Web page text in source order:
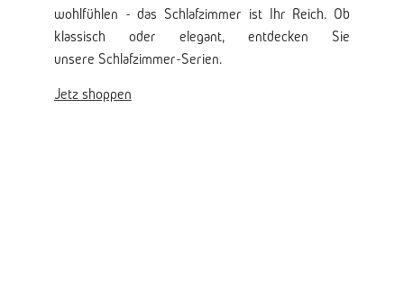
wohlfühlen - das Schlafzimmer ist Ihr Reich. Ob
klassisch oder elegant, entdecken Sie
unsere Schlafzimmer-Serien.
Jetz shoppen